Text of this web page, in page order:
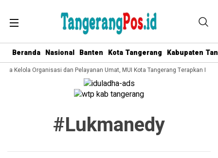
Beranda Nasional Banten Kota Tangerang Kabupaten
Kelola Organisasi dan Pelayanan Umat, MUI Kota Tangerang Terapkan ISO
#lukmanedy